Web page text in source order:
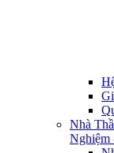
Nhà
Nghiệm